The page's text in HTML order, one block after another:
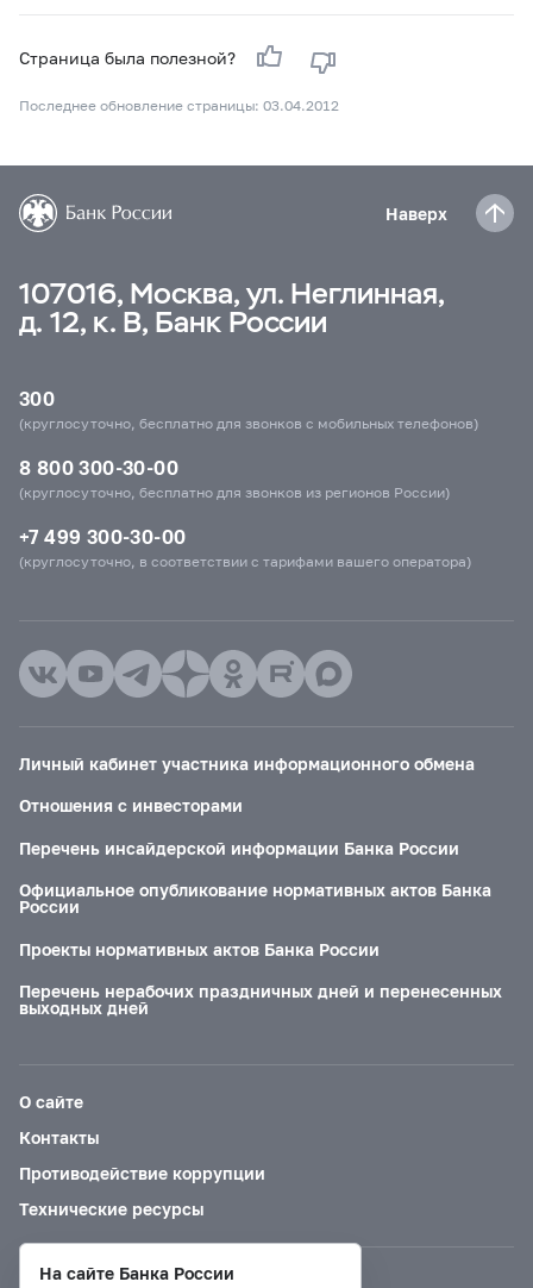
Страница была полезной?
Последнее обновление страницы: 03.04.2012
Наверх
107016, Москва, ул. Неглинная,
д. 12, к. В, Банк России
300
(круглосуточно, бесплатно для звонков с мобильных телефонов)
8 800 300-30-00
(круглосуточно, бесплатно для звонков из регионов России)
+7 499 300-30-00
(круглосуточно, в соответствии с тарифами вашего оператора)
Личный кабинет участника информационного обмена
Отношения с инвесторами
Перечень инсайдерской информации Банка России
Официальное опубликование нормативных актов Банка
России
Проекты нормативных актов Банка России
Перечень нерабочих праздничных дней и перенесенных
выходных дней
О сайте
Контакты
Противодействие коррупции
Технические ресурсы
На сайте Банка России